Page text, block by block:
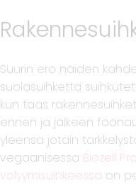
Suurin ero näiden
suolasuihketta
kun taas
ennen ja jälkeen
yleensä jotain
vegaanisessa Biozell
volyymisuihkeessa on